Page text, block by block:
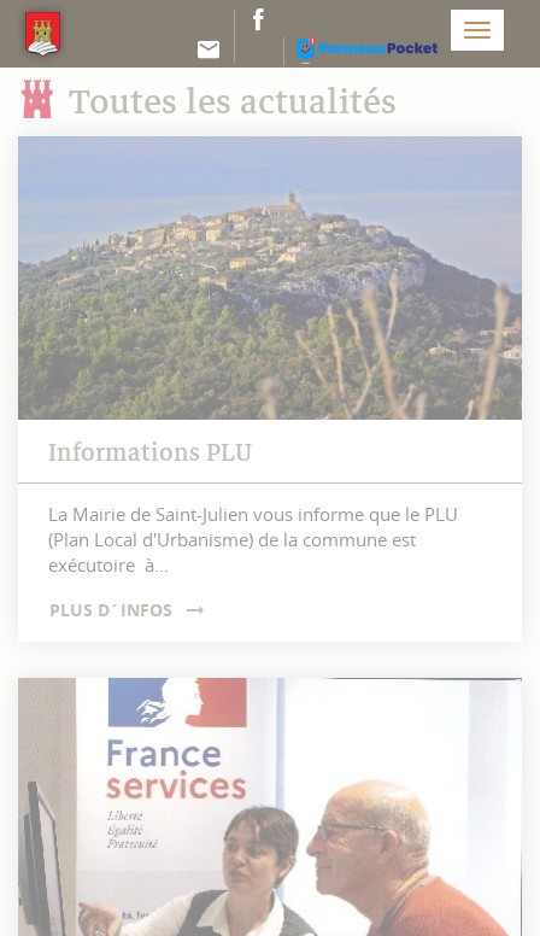
Toutes les actualités
Informations PLU
La Mairie de Saint-Julien vous informe que le PLU
(Plan Local d'Urbanisme) de la commune est
exécutoire à...
PLUS D´INFOS
Menu
Panneau de gestion des cookies